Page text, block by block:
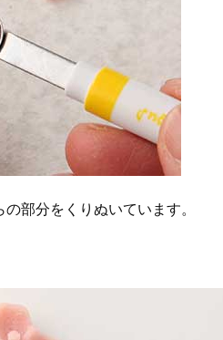
部分をくりぬいています。